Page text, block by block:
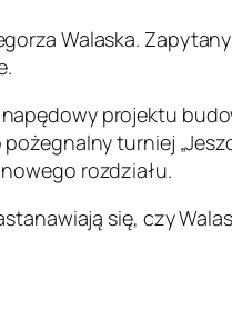
Walaska.
projektu
turniej
rozdziału.
się, czy